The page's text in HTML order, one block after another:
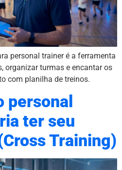
personal trainer é a ferramenta
organizar turmas e encantar os
com planilha de treinos.
personal
ter seu
Training)